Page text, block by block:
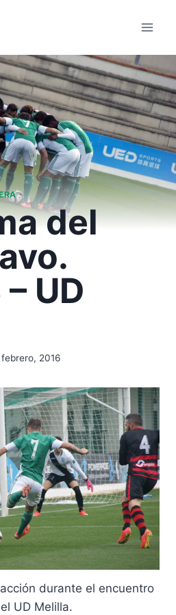
del
UD
febrero, 2016
durante el encuentro
UD Melilla.